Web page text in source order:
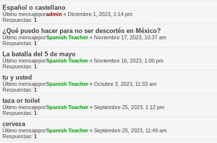
Español o castellano
Último mensajeporadmin « Diciembre 1, 2023, 1:14 pm
Respuestas: 1
¿Qué puedo hacer para no ser descortés en México?
Último mensajeporSpanish Teacher« Noviembre 17, 2023, 10:37 am
Respuestas: 1
La batalla del 5 de mayo
Último mensajeporSpanish Teacher« Noviembre 16, 2023, 1:00 pm
Respuestas: 1
tu y usted
Último mensajeporSpanish Teacher« Octubre 3, 2023, 11:33 am
Respuestas: 1
taza or toilet
Último mensajeporSpanish Teacher« Septiembre 25, 2023, 1:12 pm
Respuestas: 1
cerveza
Último mensajeporSpanish Teacher« Septiembre 25, 2023, 11:49 am
Respuestas: 1